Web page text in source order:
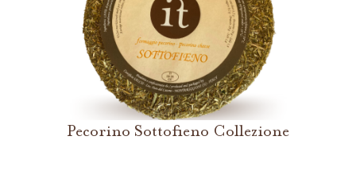
Pecorino Sottofieno Collezione